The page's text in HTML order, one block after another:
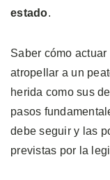
estado.
Saber cómo
atropellar a un
herida como sus
pasos
debe seguir y las
previstas por la